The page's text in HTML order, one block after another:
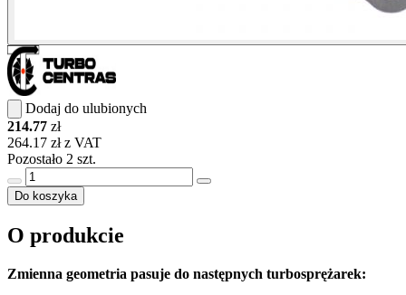
Dodaj do ulubionych
214.77 zł
264.17 zł z VAT
Pozostało 2 szt.
Do koszyka
O produkcie
Zmienna geometria pasuje do następnych turbosprężarek: